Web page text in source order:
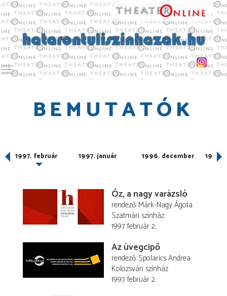
Toggle main menu visibility
BEMUTATÓK
1997. február 1997. január 1996. december 1996.
Óz, a nagy varázsló
rendező Márk-Nagy Ágota
Szatmári színház
1997. február 2.
Az üvegcipő
rendező Spolarics Andrea
Kolozsvári színház
1997. február 2.